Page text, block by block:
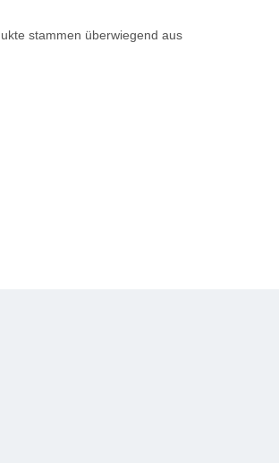
stammen überwiegend aus